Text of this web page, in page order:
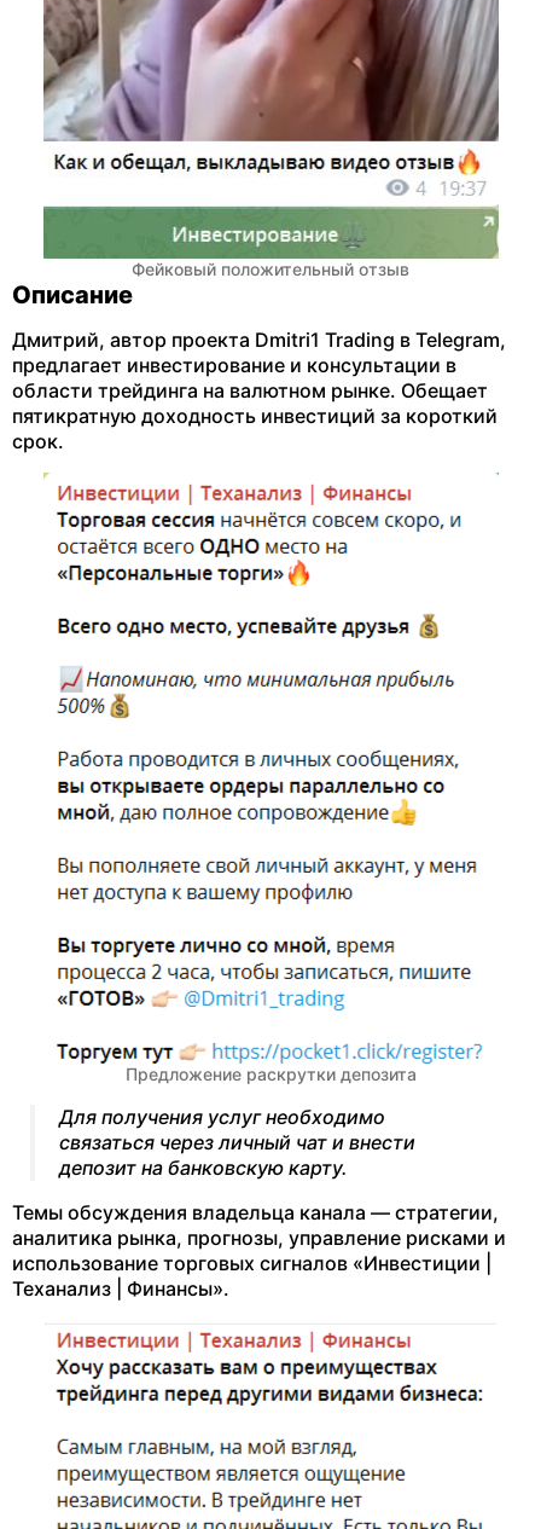
Фейковый положительный отзыв
Описание
Дмитрий, автор проекта Dmitri1 Trading в Telegram,
предлагает инвестирование и консультации в
области трейдинга на валютном рынке. Обещает
пятикратную доходность инвестиций за короткий
срок.
Предложение раскрутки депозита
Для получения услуг необходимо
связаться через личный чат и внести
депозит на банковскую карту.
Темы обсуждения владельца канала — стратегии,
аналитика рынка, прогнозы, управление рисками и
использование торговых сигналов «Инвестиции |
Теханализ | Финансы».